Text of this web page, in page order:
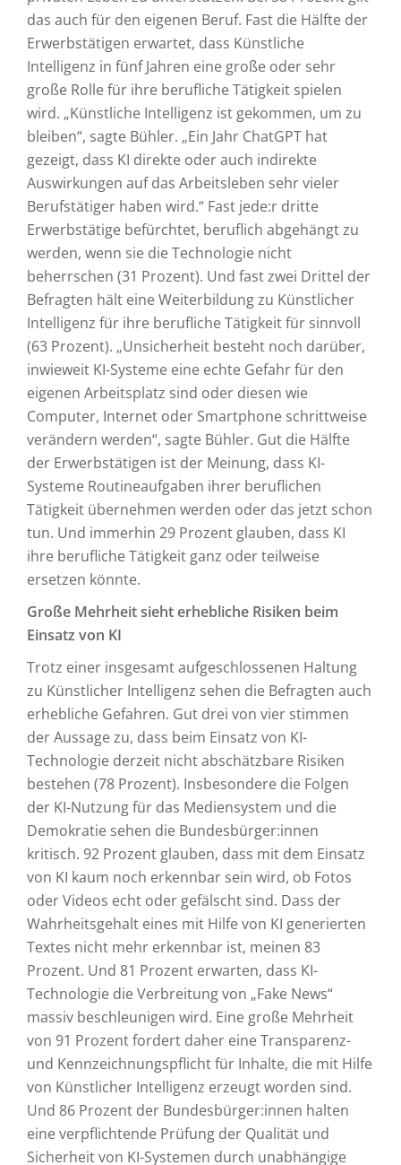
das auch für den eigenen Beruf. Fast die Hälfte der
Erwerbstätigen erwartet, dass Künstliche
Intelligenz in fünf Jahren eine große oder sehr
große Rolle für ihre berufliche Tätigkeit spielen
wird. „Künstliche Intelligenz ist gekommen, um zu
bleiben“, sagte Bühler. „Ein Jahr ChatGPT hat
gezeigt, dass KI direkte oder auch indirekte
Auswirkungen auf das Arbeitsleben sehr vieler
Berufstätiger haben wird.“ Fast jede:r dritte
Erwerbstätige befürchtet, beruflich abgehängt zu
werden, wenn sie die Technologie nicht
beherrschen (31 Prozent). Und fast zwei Drittel der
Befragten hält eine Weiterbildung zu Künstlicher
Intelligenz für ihre berufliche Tätigkeit für sinnvoll
(63 Prozent). „Unsicherheit besteht noch darüber,
inwieweit KI-Systeme eine echte Gefahr für den
eigenen Arbeitsplatz sind oder diesen wie
Computer, Internet oder Smartphone schrittweise
verändern werden“, sagte Bühler. Gut die Hälfte
der Erwerbstätigen ist der Meinung, dass KI-
Systeme Routineaufgaben ihrer beruflichen
Tätigkeit übernehmen werden oder das jetzt schon
tun. Und immerhin 29 Prozent glauben, dass KI
ihre berufliche Tätigkeit ganz oder teilweise
ersetzen könnte.
Große Mehrheit sieht erhebliche Risiken beim
Einsatz von KI
Trotz einer insgesamt aufgeschlossenen Haltung
zu Künstlicher Intelligenz sehen die Befragten auch
erhebliche Gefahren. Gut drei von vier stimmen
der Aussage zu, dass beim Einsatz von KI-
Technologie derzeit nicht abschätzbare Risiken
bestehen (78 Prozent). Insbesondere die Folgen
der KI-Nutzung für das Mediensystem und die
Demokratie sehen die Bundesbürger:innen
kritisch. 92 Prozent glauben, dass mit dem Einsatz
von KI kaum noch erkennbar sein wird, ob Fotos
oder Videos echt oder gefälscht sind. Dass der
Wahrheitsgehalt eines mit Hilfe von KI generierten
Textes nicht mehr erkennbar ist, meinen 83
Prozent. Und 81 Prozent erwarten, dass KI-
Technologie die Verbreitung von „Fake News“
massiv beschleunigen wird. Eine große Mehrheit
von 91 Prozent fordert daher eine Transparenz-
und Kennzeichnungspflicht für Inhalte, die mit Hilfe
von Künstlicher Intelligenz erzeugt worden sind.
Und 86 Prozent der Bundesbürger:innen halten
eine verpflichtende Prüfung der Qualität und
Sicherheit von KI-Systemen durch unabhängige